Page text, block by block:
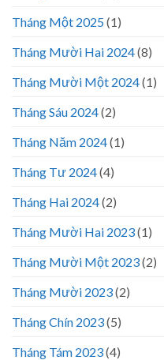
Tháng Một 2025(1)
Tháng Mười Hai 2024(8)
Tháng Mười Một 2024(1)
Tháng Sáu 2024(2)
Tháng Năm 2024(1)
Tháng Tư 2024(4)
Tháng Hai 2024(2)
Tháng Mười Hai 2023(1)
Tháng Mười Một 2023(2)
Tháng Mười 2023(2)
Tháng Chín 2023(5)
Tháng Tám 2023(4)